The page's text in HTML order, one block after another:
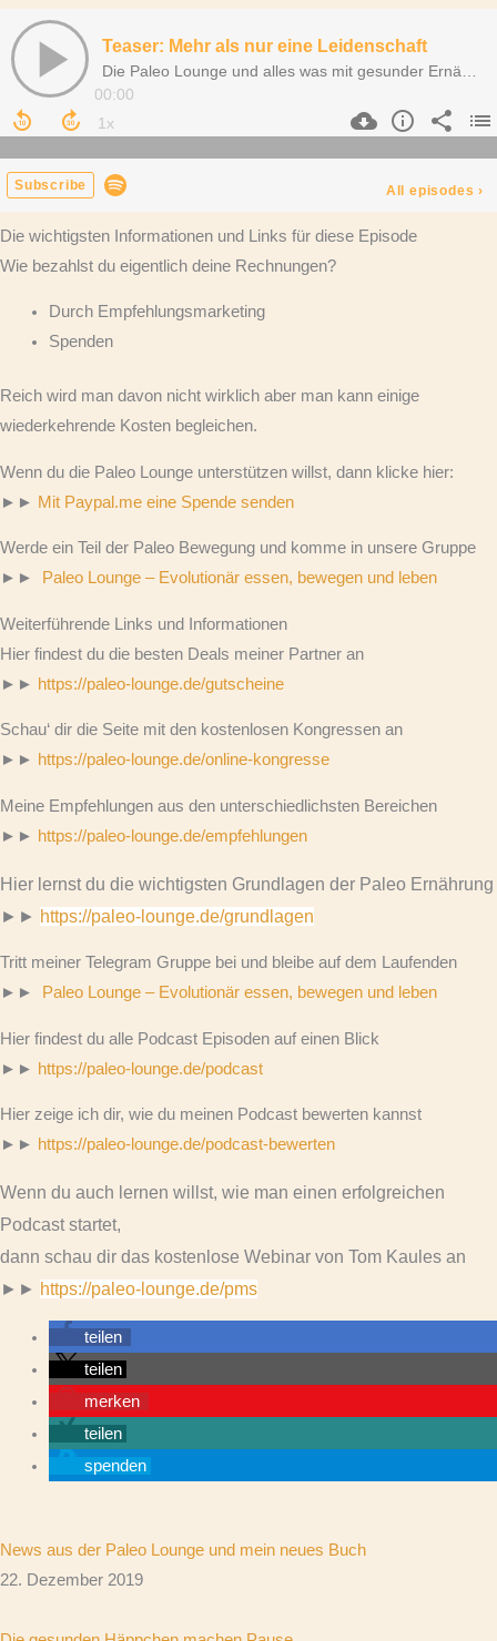
Die wichtigsten Informationen und Links für diese Episode
Wie bezahlst du eigentlich deine Rechnungen?
Durch Empfehlungsmarketing
Spenden
Reich wird man davon nicht wirklich aber man kann einige
wiederkehrende Kosten begleichen.
Wenn du die Paleo Lounge unterstützen willst, dann klicke hier:
►► Mit Paypal.me eine Spende senden
Werde ein Teil der Paleo Bewegung und komme in unsere Gruppe
►►
Paleo Lounge – Evolutionär essen, bewegen und leben
Weiterführende Links und Informationen
Hier findest du die besten Deals meiner Partner an
►► https://paleo-lounge.de/gutscheine
Schau‘ dir die Seite mit den kostenlosen Kongressen an
►► https://paleo-lounge.de/online-kongresse
Meine Empfehlungen aus den unterschiedlichsten Bereichen
►► https://paleo-lounge.de/empfehlungen
Hier lernst du die wichtigsten Grundlagen der Paleo Ernährung
►► https://paleo-lounge.de/grundlagen
Tritt meiner Telegram Gruppe bei und bleibe auf dem Laufenden
►►
Paleo Lounge – Evolutionär essen, bewegen und leben
Hier findest du alle Podcast Episoden auf einen Blick
►► https://paleo-lounge.de/podcast
Hier zeige ich dir, wie du meinen Podcast bewerten kannst
►► https://paleo-lounge.de/podcast-bewerten
Wenn du auch lernen willst, wie man einen erfolgreichen
Podcast startet,
dann schau dir das kostenlose Webinar von Tom Kaules an
►► https://paleo-lounge.de/pms
teilen
teilen
merken
teilen
spenden
News aus der Paleo Lounge und mein neues Buch
22. Dezember 2019